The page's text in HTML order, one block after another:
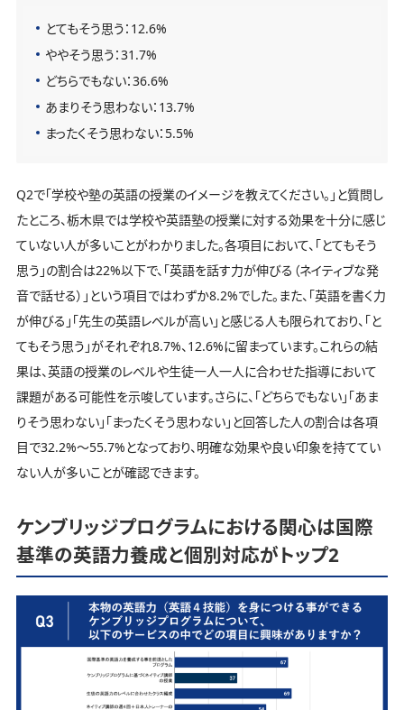
とてもそう思う：12.6%
ややそう思う：31.7%
どちらでもない：36.6%
あまりそう思わない：13.7%
まったくそう思わない：5.5%
Q2で「学校や塾の英語の授業のイメージを教えてください。」と質問し
たところ、栃木県では学校や英語塾の授業に対する効果を十分に感じ
ていない人が多いことがわかりました。各項目において、「とてもそう
思う」の割合は22%以下で、「英語を話す力が伸びる（ネイティブな発
音で話せる）」という項目ではわずか8.2%でした。また、「英語を書く力
が伸びる」「先生の英語レベルが高い」と感じる人も限られており、「と
てもそう思う」がそれぞれ8.7%、12.6%に留まっています。これらの結
果は、英語の授業のレベルや生徒一人一人に合わせた指導において
課題がある可能性を示唆しています。さらに、「どちらでもない」「あま
りそう思わない」「まったくそう思わない」と回答した人の割合は各項
目で32.2%～55.7%となっており、明確な効果や良い印象を持ててい
ない人が多いことが確認できます。
ケンブリッジプログラムにおける関心は国際
基準の英語力養成と個別対応がトップ2